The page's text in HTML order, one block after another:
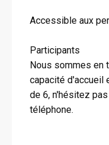
Accessible aux
Participants
Nous sommes en
capacité d'accueil
de 6, n'hésitez
téléphone.